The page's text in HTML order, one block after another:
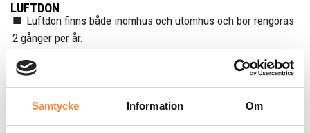
Samtycke Information Om
LUFTDON
Luftdon finns både inomhus och utomhus och bör rengöras
2 gånger per år.
Luftdonen kan rengöras genom att ta bort donet (drag rakt
ut) och spola det med varmt vatten. OBS! Ändra ej donets
inställning!
VÄRT ATT TÄNKA PÅ: